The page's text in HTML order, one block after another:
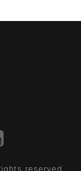
reserved.